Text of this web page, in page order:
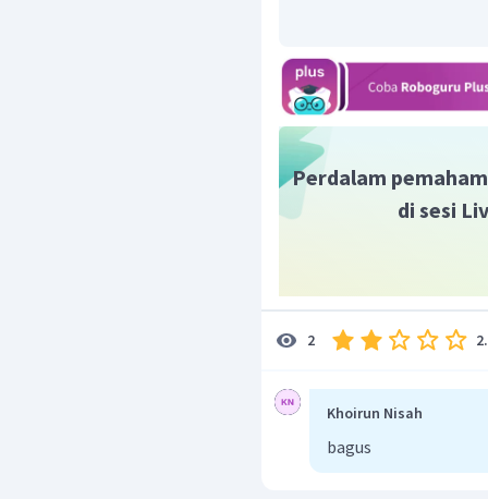
golongan
a. P (Z=15)
Unsur yang
p, terdapat dalam
adalah np
, maka unsur
Elektron berakhir
terdapat dalam unsur-
tersebut terletak pada
x + z = 8, x + z = 9,
Perdalam
di sesi
2
Khoirun Nisah
bagus